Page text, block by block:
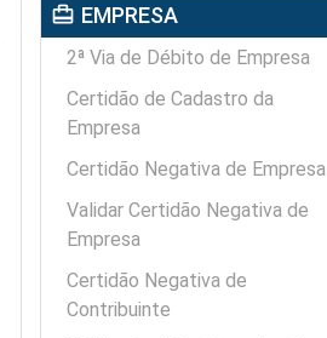
card_travel EMPRESA
2ª Via de Débito de Empresa
Certidão de Cadastro da
Empresa
Certidão Negativa de Empresa
Validar Certidão Negativa de
Empresa
Certidão Negativa de
Contribuinte